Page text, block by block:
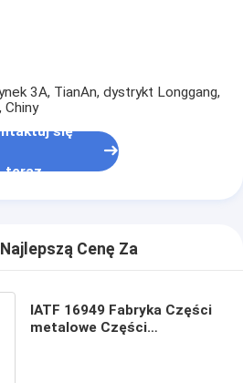
3A, TianAn, dystrykt Longgang,
Chiny
się
teraz
Cenę Za
IATF 16949 Fabryka Części
metalowe Części